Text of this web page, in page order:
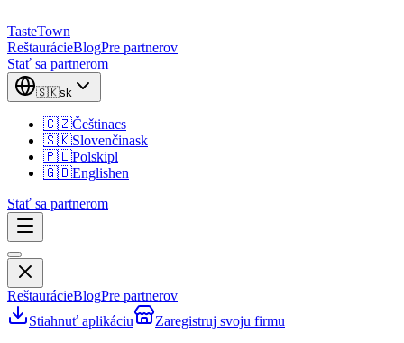
TasteTown
ReštaurácieBlogPre partnerov
Stať sa partnerom
🇸🇰sk
🇨🇿Češtinacs
🇸🇰Slovenčinask
🇵🇱Polskipl
🇬🇧Englishen
Stať sa partnerom
ReštaurácieBlogPre partnerov
Stiahnuť aplikáciu
Zaregistruj svoju firmu